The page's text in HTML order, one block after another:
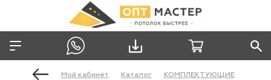
Мой кабинет Каталог
КОМПЛЕКТУЮЩИЕ